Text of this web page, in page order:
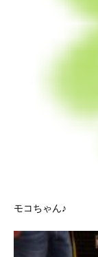
モコちゃん♪